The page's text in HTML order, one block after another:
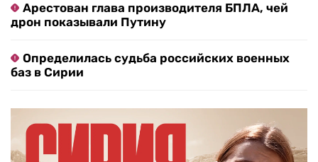
Арестован глава производителя БПЛА, чей
дрон показывали Путину
Определилась судьба российских военных
баз в Сирии